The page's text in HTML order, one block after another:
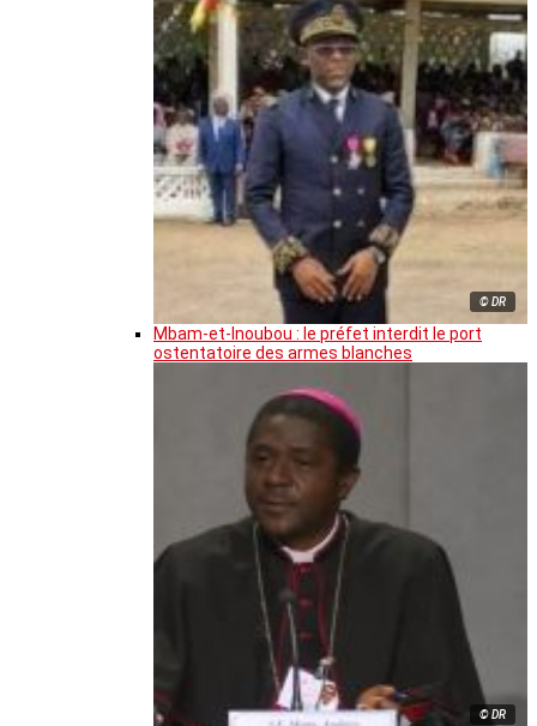
© DR
Mbam-et-Inoubou : le préfet interdit le port
ostentatoire des armes blanches
© DR